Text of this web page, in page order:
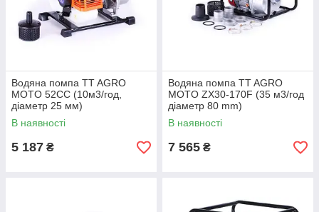
Водяна помпа TT AGRO
MOTO 52СС (10м3/год,
діаметр 25 мм)
В наявності
5 187 ₴
Водяна помпа TT AGRO
MOTO ZX30-170F (35 м3/год
діаметр 80 mm)
В наявності
7 565 ₴